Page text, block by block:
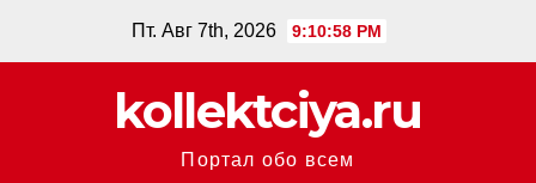
Пт. Авг 7th, 2026 9:10:58 PM
kollektciya.ru
Портал обо всем